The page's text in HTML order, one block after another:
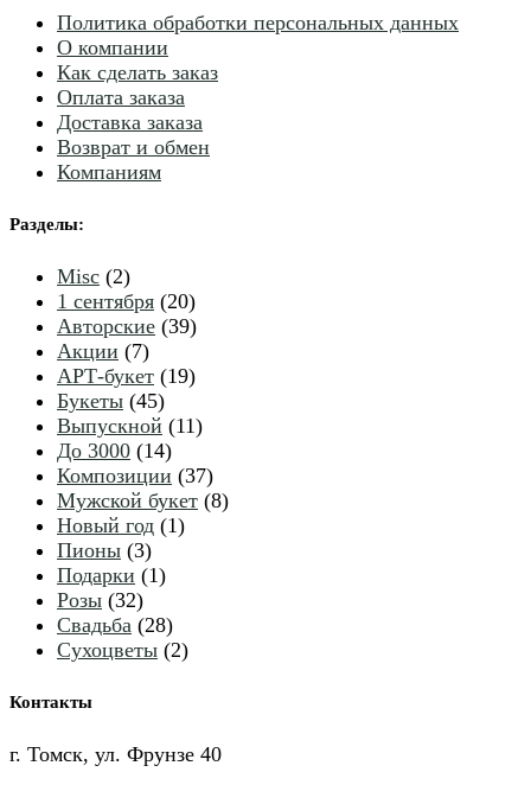
Политика обработки персональных данных
О компании
Как сделать заказ
Оплата заказа
Доставка заказа
Возврат и обмен
Компаниям
Разделы:
Misc 22
товара
1 сентября 2020
товаров
Авторские 3939
Акции 77
товаров
АРТ-букет 1919
Букеты 4545
товаров
Выпускной 1111
До 3000 1414
товаров
Композиции 3737
товаров
Мужской букет 88
Новый год 11
Пионы 33
товара
Подарки 11
Розы 3232
товара
Свадьба 2828
товаров
Сухоцветы 22
Контакты
г. Томск, ул. Фрунзе 40